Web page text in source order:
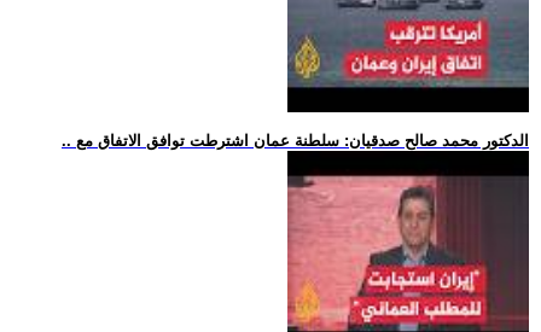
.. الدكتور محمد صالح صدقيان: سلطنة عمان اشترطت توافق الاتفاق مع